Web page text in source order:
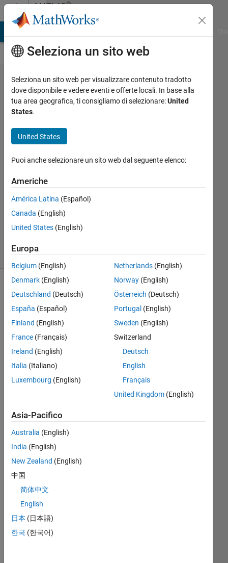
Vai al contenutoMATLAB®
Central
The
Office
Words
Spoken
by
Scharler
17 May
2024
Views
2
Commenti
Scopri
Follow
I
fou
plot
of
wor
ds
sai
by
diff
ere
cha
ract
Seleziona un sito web
Seleziona un sito web per visualizzare contenuto tradotto
dove disponibile e vedere eventi e offerte locali. In base alla
tua area geografica, ti consigliamo di selezionare:United
States.
United States
Puoi anche selezionare un sito web dal seguente elenco:
Americhe
América Latina (Español)
Canada (English)
United States (English)
Europa
Belgium (English)
Denmark (English)
Deutschland (Deutsch)
España (Español)
Finland (English)
France (Français)
Ireland (English)
Italia (Italiano)
Luxembourg (English)
Netherlands(English)
Norway(English)
Österreich (Deutsch)
Portugal (English)
Sweden (English)
Switzerland
Deutsch
English
Français
United Kingdom(English)
Asia-Pacifico
Australia (English)
India (English)
New Zealand (English)
中国
简体中文
English
日本 (日本語)
한국 (한국어)